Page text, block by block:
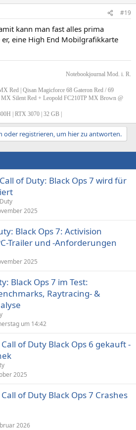
#19
kann man fast alles prima
eine High End Mobilgrafikkarte
Notebookjournal Mod. i. R.
Red | Qisan Magicforce 68 Gateron Red / 69
Silent Red + Leopold FC210TP MX Brown @
| RTX 3070 | 32 GB |
oder registrieren, um hier zu antworten.
of Duty: Black Ops 7 wird für
2025
Black Ops 7: Activision
Trailer und -Anforderungen
2025
Black Ops 7 im Test:
Raytracing- &
um 14:42
Call of Duty Black Ops 6 gekauft -
2025
Call of Duty Black Ops 7 Crashes
2026